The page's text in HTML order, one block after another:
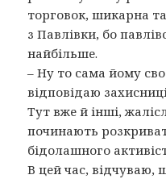
торговок, шикарна
з Павлівки, бо
найбільше.
– Ну то сама йому
відповідаю
Тут вже й інші,
починають
бідолашного
В цей час, відчуваю,